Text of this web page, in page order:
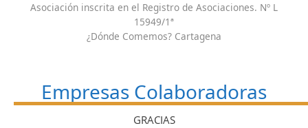
Asociación inscrita en el Registro de Asociaciones. Nº L
15949/1ª
¿Dónde Comemos? Cartagena
Empresas Colaboradoras
GRACIAS